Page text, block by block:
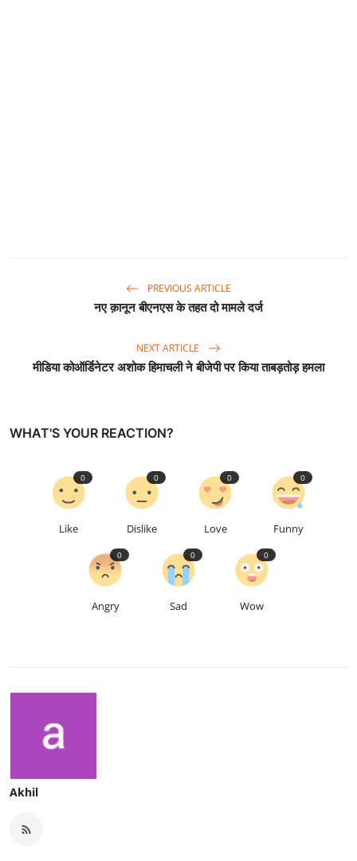
PREVIOUS ARTICLE
नए क़ानून बीएनएस के तहत दो मामले दर्ज
NEXT ARTICLE
मीडिया कोऑर्डिनेटर अशोक हिमाचली ने बीजेपी पर किया ताबड़तोड़ हमला
WHAT'S YOUR REACTION?
Like
0
Dislike
0
Love
0
Funny
0
Angry
0
Sad
0
Wow
0
Akhil